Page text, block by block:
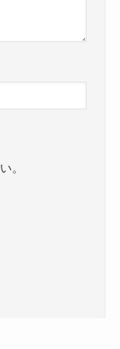
。